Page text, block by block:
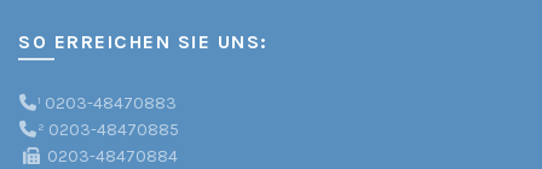
SO ERREICHEN SIE UNS:
¹ 0203-48470883
² 0203-48470885
0203-48470884